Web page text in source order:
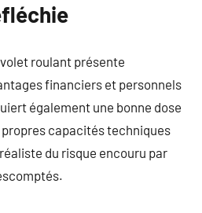
roulant présente
financiers et personnels
également une bonne dose
propres capacités techniques
du risque encouru par